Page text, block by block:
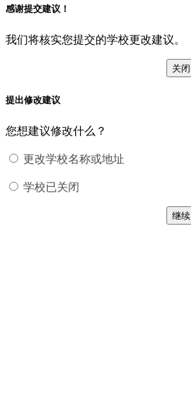
感谢提交建议！
我们将核实您提交的学校更改建议。
关闭
提出修改建议
您想建议修改什么？
更改学校名称或地址
学校已关闭
继续